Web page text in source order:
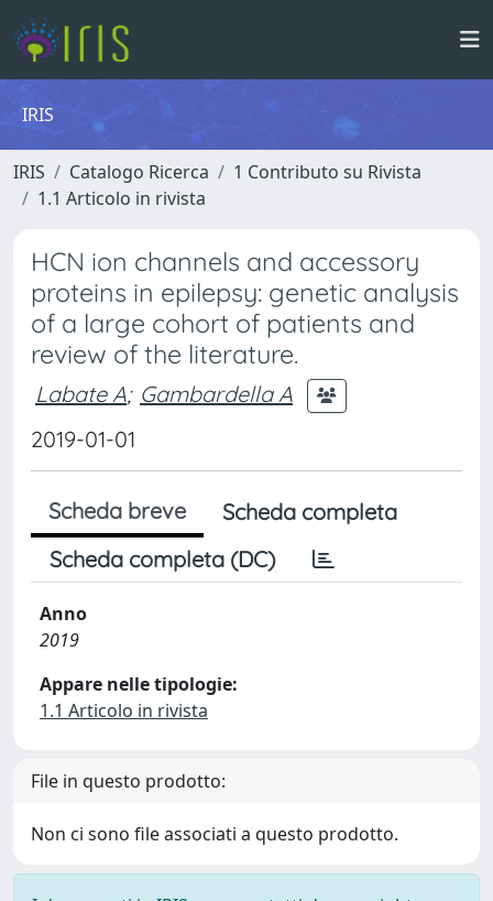
IRIS
IRIS Catalogo Ricerca
1 Contributo su Rivista
1.1 Articolo in rivista
HCN ion channels and accessory
proteins in epilepsy: genetic analysis
of a large cohort of patients and
review of the literature.
Labate A; Gambardella A
2019-01-01
Scheda breve
Scheda completa
Scheda completa (DC)
Anno
2019
Appare nelle tipologie:
1.1 Articolo in rivista
File in questo prodotto:
Non ci sono file associati a questo prodotto.